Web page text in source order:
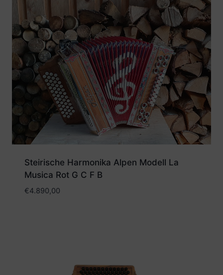
Steirische Harmonika Alpen Modell La
Musica Rot G C F B
€4.890,00